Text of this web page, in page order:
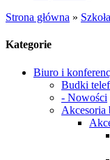
Strona główna »
Kategorie
Biuro i
Budki
- Nowości
Akcesoria